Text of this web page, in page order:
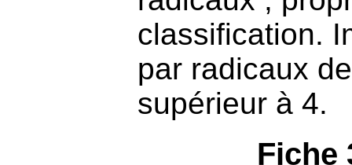
classification.
par radicaux
supérieur à 4.
Fiche